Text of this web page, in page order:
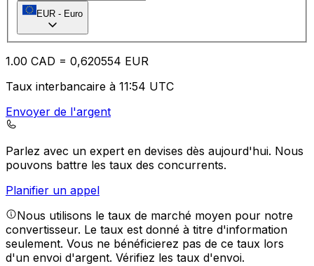
EUR - Euro
1.00 CAD = 0,620554 EUR
Taux interbancaire à 11:54 UTC
Envoyer de l'argent
Parlez avec un expert en devises dès aujourd'hui. Nous
pouvons battre les taux des concurrents.
Planifier un appel
Nous utilisons le taux de marché moyen pour notre
convertisseur. Le taux est donné à titre d'information
seulement. Vous ne bénéficierez pas de ce taux lors
d'un envoi d'argent. Vérifiez les taux d'envoi.